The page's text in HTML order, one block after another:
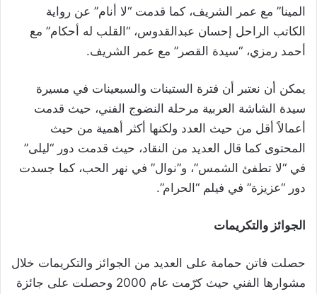
المينا” مع عمر الشريف، كما قدمت “لا أنام” عن رواية
الكاتب الراحل إحسان عبدالقدوس، “القلب له أحكام” مع
أحمد رمزي، “سيدة القصر” مع عمر الشريف.
يمكن أن نعتبر أن فترة الستينات والسبعينات في مسيرة
سيدة الشاشة العربية مرحلة النضوج الفني، حيث قدمت
أعمالاً أقل من حيث العدد ولكنها أكثر أهمية من حيث
المحتوى كما قال العديد من النقاد، حيث قدمت دور “ليلى”
في “لا تطفئ الشمس”، و”نوال” في نهر الحب، كما جسدت
دور “عزيزة” في فيلم “الحرام”.
الجوائز والتكريمات
حصلت فاتن حمامة على العديد من الجوائز والتكريمات خلال
مشوارها الفني حيث كرّمت عام 2000 وحصلت على جائزة